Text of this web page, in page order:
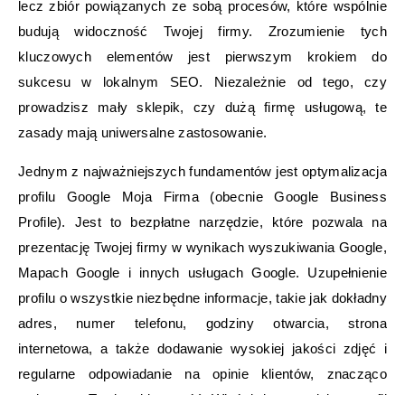
lecz zbiór powiązanych ze sobą procesów, które wspólnie
budują widoczność Twojej firmy. Zrozumienie tych
kluczowych elementów jest pierwszym krokiem do
sukcesu w lokalnym SEO. Niezależnie od tego, czy
prowadzisz mały sklepik, czy dużą firmę usługową, te
zasady mają uniwersalne zastosowanie.
Jednym z najważniejszych fundamentów jest optymalizacja
profilu Google Moja Firma (obecnie Google Business
Profile). Jest to bezpłatne narzędzie, które pozwala na
prezentację Twojej firmy w wynikach wyszukiwania Google,
Mapach Google i innych usługach Google. Uzupełnienie
profilu o wszystkie niezbędne informacje, takie jak dokładny
adres, numer telefonu, godziny otwarcia, strona
internetowa, a także dodawanie wysokiej jakości zdjęć i
regularne odpowiadanie na opinie klientów, znacząco